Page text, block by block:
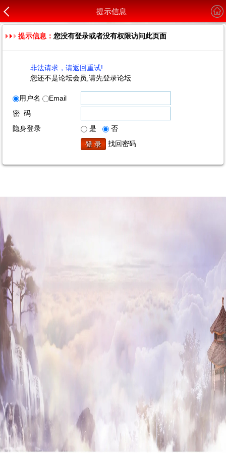
提示信息
提示信息：您没有登录或者没有权限访问此页面
非法请求，请返回重试!
您还不是论坛会员,请先登录论坛
用户名
Email
密 码
隐身登录
是
否
找回密码